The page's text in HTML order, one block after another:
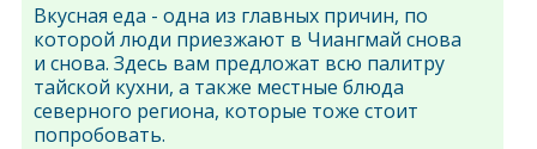
Вкусная еда - одна из главных причин, по
которой люди приезжают в Чиангмай снова
и снова. Здесь вам предложат всю палитру
тайской кухни, а также местные блюда
северного региона, которые тоже стоит
попробовать.